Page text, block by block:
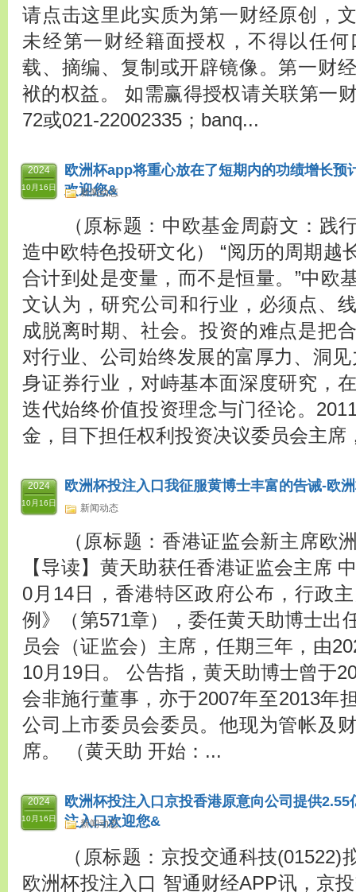
请点击这里此实质为第一财经原创，
未经第一财经籍面授权，不得以任
载、摘编、复制或开辟镜像。第一财
袱的权益。 如需赢得授权请关联第一
72或021-22002335；banq...
2024
10月16日
欧洲杯app将重心放在了短期内的功绩增长预
欢迎您&
新闻动态
（原标题：中欧基金周蔚文：践
造中欧特色投研文化） “阅历的周期越
合计到处是变量，而不是恒量。”中欧
文认为，研究公司和行业，必须点、
成脱离时期、社会。投资的难点是把
对行业、公司始终发展的富厚力、洞
身证券行业，对峙基本面深度研究，
迭代始终价值投资理念与门径论。
金，目下担任权利投资决议委员会主席
2024
10月16日
欧洲杯投注入口我征服黄博士丰富的告诫-欧
新闻动态
（原标题：香港证监会新主席欧
【导读】黄天助获任香港证监会主席
0月14日，香港特区政府公布，行政
例》（第571章），委任黄天助博士出
员会（证监会）主席，任期三年，由
10月19日。 公告指，黄天助博士曾于
会非施行董事，亦于2007年至2013年
公司上市委员会委员。他现为管帐及
席。 （黄天助 开始：...
2024
10月16日
欧洲杯投注入口京投香港原意向公司提供
注入口欢迎您&
新闻动态
（原标题：京投交通科技(01522)
欧洲杯投注入口 智通财经APP讯，京